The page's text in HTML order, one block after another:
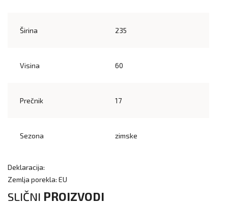
Širina 235
Visina 60
Prečnik 17
Sezona zimske
Deklaracija:
Zemlja porekla: EU
SLIČNI PROIZVODI